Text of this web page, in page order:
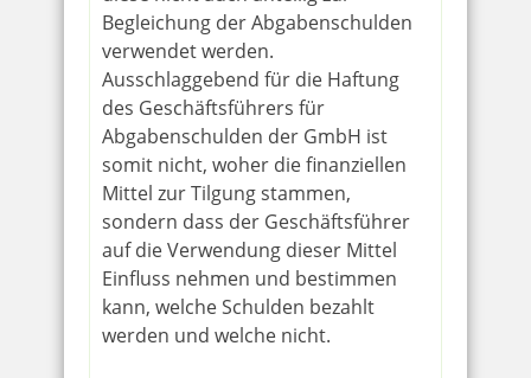
Begleichung der Abgabenschulden
verwendet werden.
Ausschlaggebend für die Haftung
des Geschäftsführers für
Abgabenschulden der GmbH ist
somit nicht, woher die finanziellen
Mittel zur Tilgung stammen,
sondern dass der Geschäftsführer
auf die Verwendung dieser Mittel
Einfluss nehmen und bestimmen
kann, welche Schulden bezahlt
werden und welche nicht.